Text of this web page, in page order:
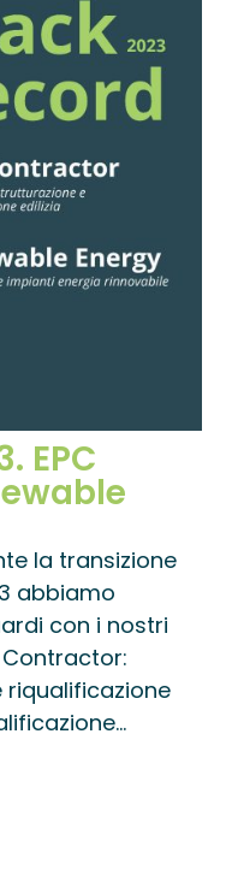
EPC
la transizione
abbiamo
con i nostri
Contractor: